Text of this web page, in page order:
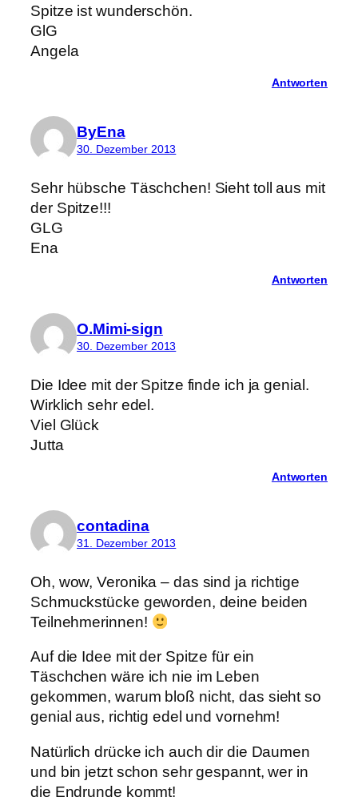
Spitze ist wunderschön.
GlG
Angela
Antworten
ByEna
30. Dezember 2013
Sehr hübsche Täschchen! Sieht toll aus mit
der Spitze!!!
GLG
Ena
Antworten
O.Mimi-sign
30. Dezember 2013
Die Idee mit der Spitze finde ich ja genial.
Wirklich sehr edel.
Viel Glück
Jutta
Antworten
contadina
31. Dezember 2013
Oh, wow, Veronika – das sind ja richtige
Schmuckstücke geworden, deine beiden
Teilnehmerinnen!
Auf die Idee mit der Spitze für ein
Täschchen wäre ich nie im Leben
gekommen, warum bloß nicht, das sieht so
genial aus, richtig edel und vornehm!
Natürlich drücke ich auch dir die Daumen
und bin jetzt schon sehr gespannt, wer in
die Endrunde kommt!